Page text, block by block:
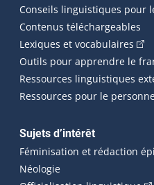
Conseils linguistiques pour
Contenus téléchargeables
Lexiques et vocabulaires
Outils pour apprendre le
Ressources linguistiques
Ressources pour le
Sujets d’intérêt
Féminisation et rédaction
Néologie